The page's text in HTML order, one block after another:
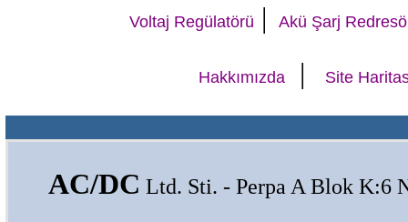
Voltaj Regülatörü | Akü Şarj
Hakkımızda | Site
AC/DC Ltd. Sti. - Perpa A Blok K:6